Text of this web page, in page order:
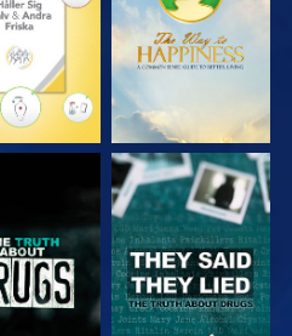
TITTA TITTA